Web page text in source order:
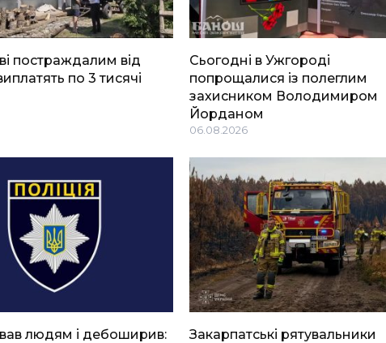
постраждалим від
по 3 тисячі
Сьогодні в Ужгороді
попрощалися із полеглим
захисником Володимиром
Йорданом
06.08.2026
людям і дебоширив:
Закарпатські рятувальники